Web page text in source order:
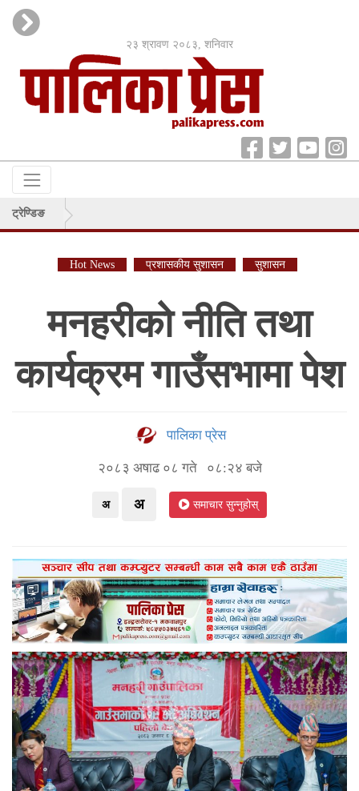
२३ श्रावण २०८३, शनिवार
ट्रेण्डिङ
Hot News प्रशासकीय सुशासन सुशासन
मनहरीको नीति तथा
कार्यक्रम गाउँसभामा पेश
पालिका प्रेस
२०८३ अषाढ ०८ गते ०८:२४ बजे
अ अ समाचार सुन्नुहोस्